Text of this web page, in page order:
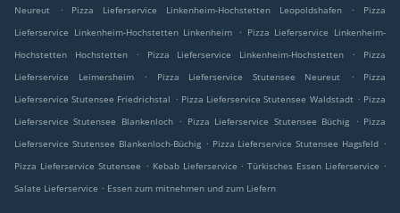
Neureut
. Pizza Lieferservice Linkenheim-Hochstetten Leopoldshafen .
Pizza
Lieferservice Linkenheim-Hochstetten Linkenheim
. Pizza Lieferservice Linkenheim-
Hochstetten Hochstetten
. Pizza Lieferservice Linkenheim-Hochstetten .
Pizza
Lieferservice Leimersheim
. Pizza Lieferservice Stutensee Neureut .
Pizza
Lieferservice Stutensee Friedrichstal . Pizza Lieferservice Stutensee Waldstadt . Pizza
Lieferservice Stutensee Blankenloch . Pizza Lieferservice Stutensee Büchig . Pizza
Lieferservice Stutensee Blankenloch-Büchig . Pizza Lieferservice Stutensee Hagsfeld .
Pizza Lieferservice Stutensee . Kebab Lieferservice . Türkisches Essen Lieferservice .
Salate Lieferservice . Essen zum mitnehmen und zum Liefern